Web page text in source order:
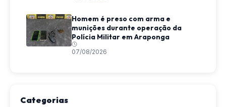
Homem é preso com arma e
munições durante operação da
Polícia Militar em Araponga
07/08/2026
Categorias